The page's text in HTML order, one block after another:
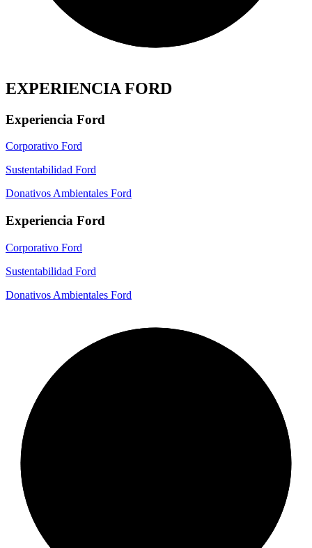
EXPERIENCIA FORD
Experiencia Ford
Corporativo Ford
Sustentabilidad Ford
Donativos Ambientales Ford
Experiencia Ford
Corporativo Ford
Sustentabilidad Ford
Donativos Ambientales Ford